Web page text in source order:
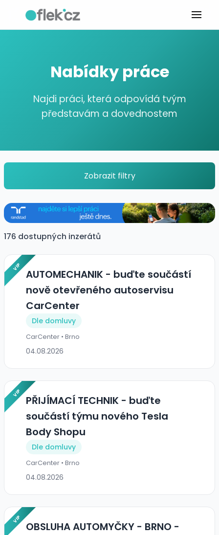
Nabídky práce
Najdi práci, která odpovídá tvým
představám a dovednostem
Zobrazit filtry
176 dostupných inzerátů
VIP
AUTOMECHANIK - buďte součástí
nově otevřeného autoservisu
CarCenter
Dle domluvy
CarCenter • Brno
04.08.2026
VIP
PŘIJÍMACÍ TECHNIK - buďte
součástí týmu nového Tesla
Body Shopu
Dle domluvy
CarCenter • Brno
04.08.2026
VIP
OBSLUHA AUTOMYČKY - BRNO -